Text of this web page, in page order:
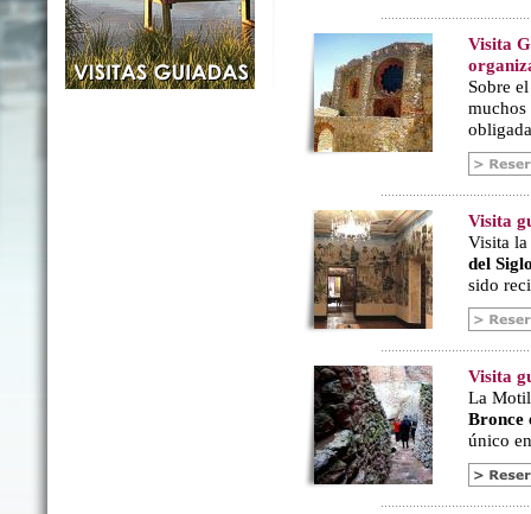
Visita
Sobre
Visita
Visita la
del
sido
Visita
La
Bronce
único